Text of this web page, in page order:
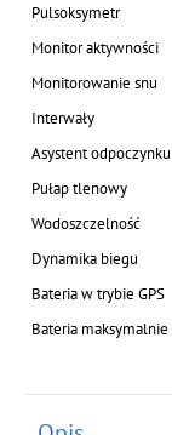
Pulsoksymetr
Monitor aktywności
Monitorowanie snu
Interwały
Asystent odpoczynku
Pułap tlenowy
Wodoszczelność
Dynamika biegu
Bateria w trybie GPS
Bateria maksymalnie